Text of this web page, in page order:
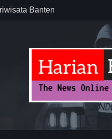
Banten
Antusias